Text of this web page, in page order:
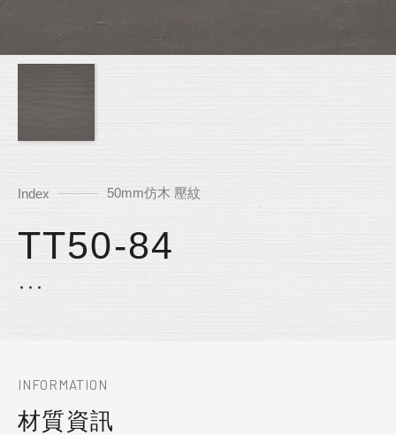
Index 50mm仿木 壓紋
TT50-84
INFORMATION
材質資訊